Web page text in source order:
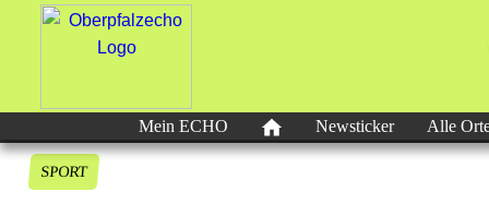
Mein ECHO Newsticker Alle
SPORT